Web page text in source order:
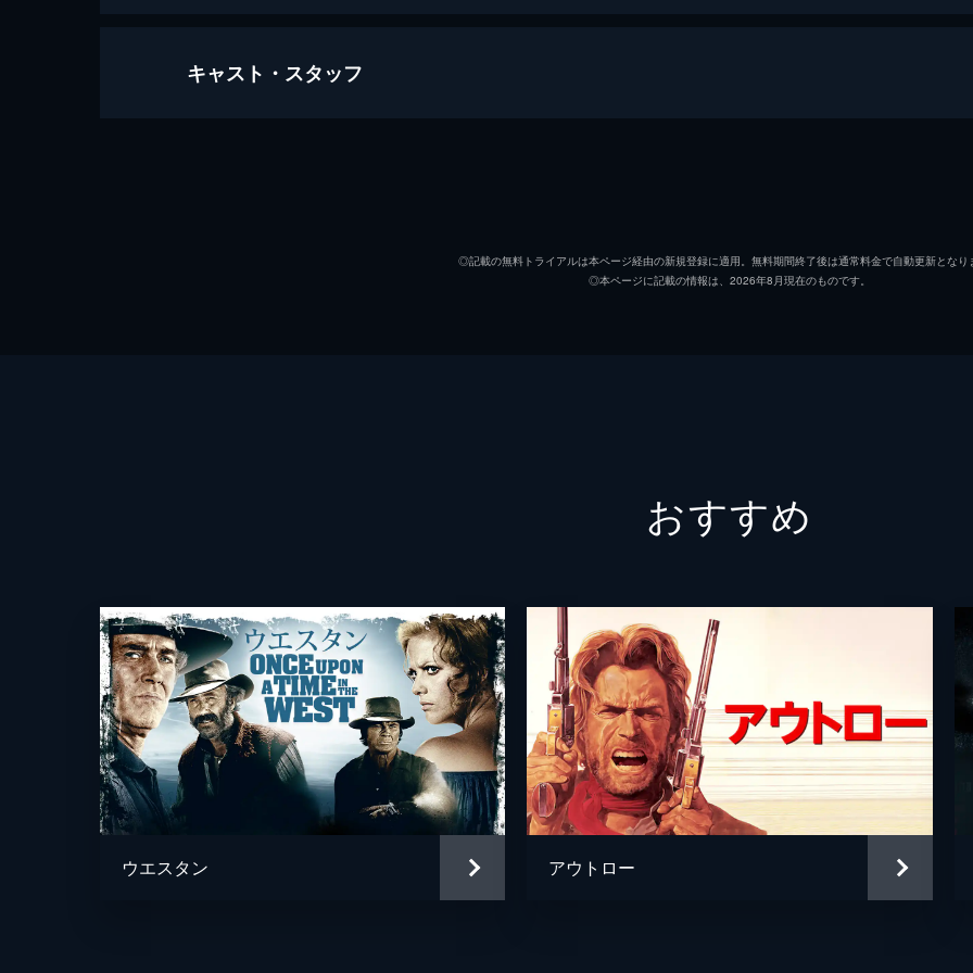
狼よさらば
キャスト・スタッフ
フランク・オコア
エイムス・ジェインチル
ハンク ジャ
地方検事 フレ
ジェ
クリ
クリス
◎記載の無料トライアルは本ページ経由の新規登録に適用。無料期間終了後は通常料金で自動更新となり
◎本ページに記載の情報は、2026年8月現在のものです。
おすすめ
ウエスタン アウトロー